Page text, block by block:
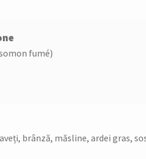
fumé)
brânză, măsline, ardei gras,